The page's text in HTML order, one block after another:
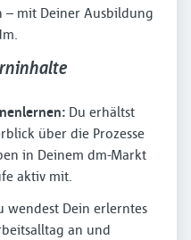
– mit Deiner Ausbildung
Du erhältst
über die Prozesse
in Deinem dm-Markt
aktiv mit.
wendest Dein erlerntes
an und